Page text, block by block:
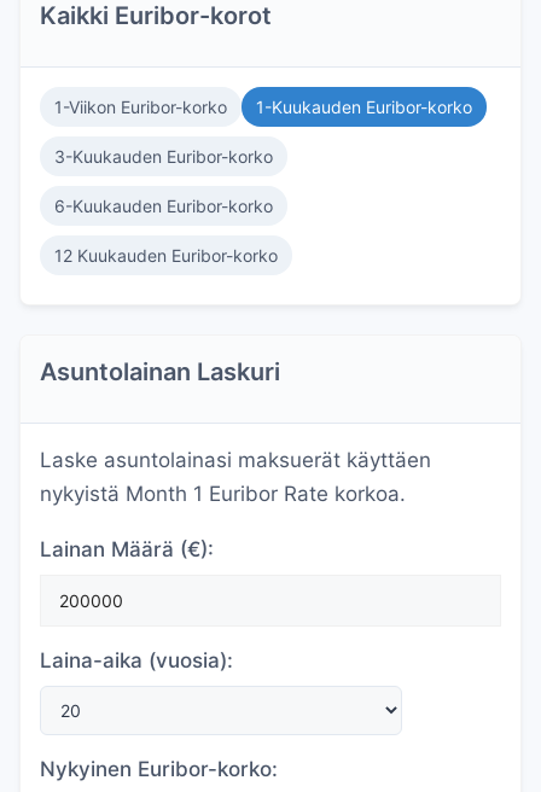
Kaikki Euribor-korot
1-Viikon Euribor-korko 1-Kuukauden Euribor-korko
3-Kuukauden Euribor-korko
6-Kuukauden Euribor-korko
12 Kuukauden Euribor-korko
Asuntolainan Laskuri
Laske asuntolainasi maksuerät käyttäen
nykyistä Month 1 Euribor Rate korkoa.
Lainan Määrä (€):
Laina-aika (vuosia):
Nykyinen Euribor-korko: